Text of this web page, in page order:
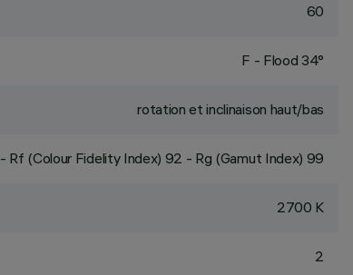
60
F - Flood 34°
rotation et inclinaison haut/bas
- Rf (Colour Fidelity Index) 92 - Rg (Gamut Index) 99
2700 K
2